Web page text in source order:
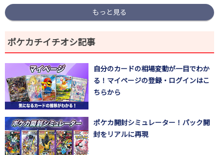
もっと見る
ポケカチイチオシ記事
自分のカードの相場変動が一目でわか
る！マイページの登録・ログインはこ
ちらから
ポケカ開封シミュレーター！パック開
封をリアルに再現